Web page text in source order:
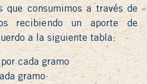
que consumimos a través de
recibiendo un aporte de
a la siguiente tabla:
cada gramo
gramo